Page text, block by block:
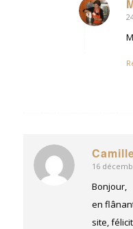
dit
:
16
Bonjour,
en
site,